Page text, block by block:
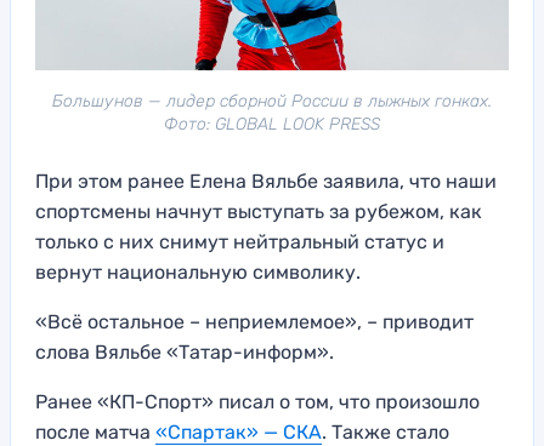
Большунов — лидер сборной России в лыжных гонках.
Фото: GLOBAL LOOK PRESS
При этом ранее Елена Вяльбе заявила, что наши
спортсмены начнут выступать за рубежом, как
только с них снимут нейтральный статус и
вернут национальную символику.
«Всё остальное – неприемлемое», – приводит
слова Вяльбе «Татар-информ».
Ранее «КП-Спорт» писал о том, что произошло
после матча «Спартак» — СКА. Также стало